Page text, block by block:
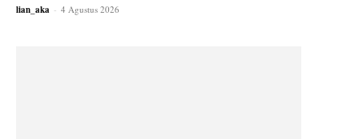
lian_aka - 4 Agustus 2026